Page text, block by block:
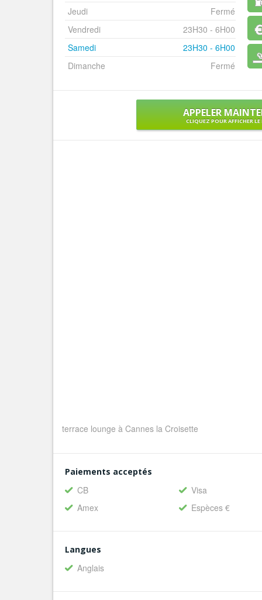
Jeudi
Fermé
Vendredi
23H30 - 6H00
Samedi
23H30 - 6H00
Dimanche
Fermé
APPELER
CLIQUEZ POUR AFFICHER
terrace lounge à Cannes la Croisette
Paiements acceptés
CB
Visa
Amex
Espèces €
Langues
Anglais